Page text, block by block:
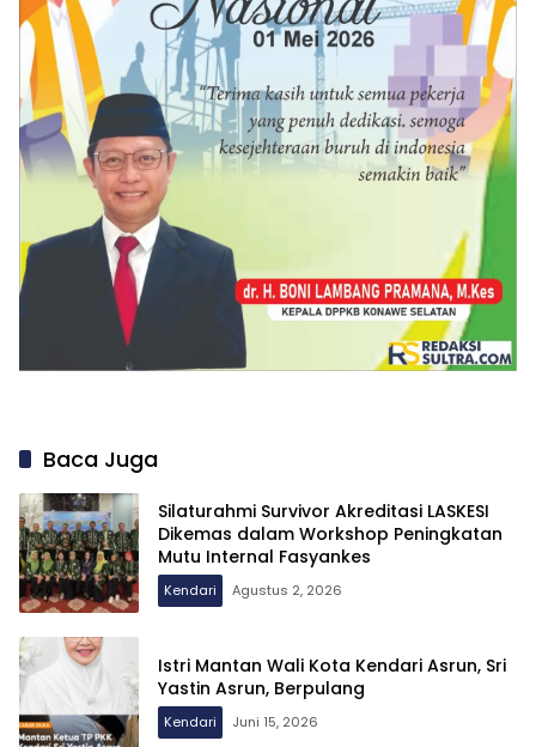
Baca Juga
Silaturahmi Survivor Akreditasi LASKESI
Dikemas dalam Workshop Peningkatan
Mutu Internal Fasyankes
Kendari Agustus 2, 2026
Istri Mantan Wali Kota Kendari Asrun, Sri
Yastin Asrun, Berpulang
Kendari Juni 15, 2026